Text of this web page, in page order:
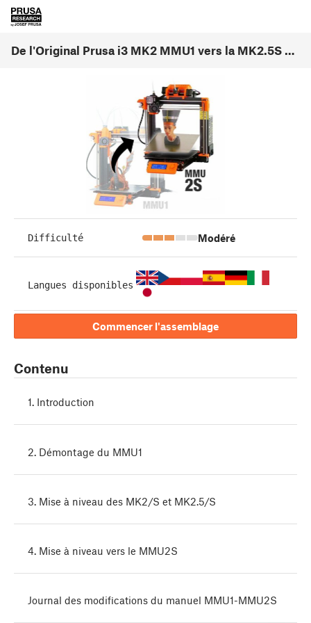
De l'Original Prusa i3 MK2 MMU1 vers la MK2.5S MMU2S
Difficulté Modéré
Langues disponibles
Commencer l'assemblage
Contenu
1. Introduction
2. Démontage du MMU1
3. Mise à niveau des MK2/S et MK2.5/S
4. Mise à niveau vers le MMU2S
Journal des modifications du manuel MMU1-MMU2S